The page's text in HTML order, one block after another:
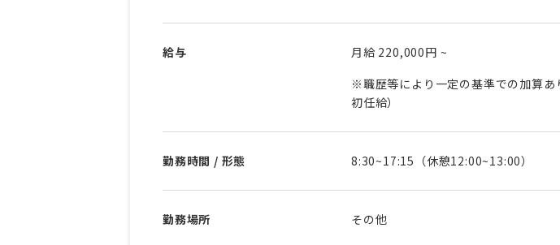
給与 月給 220,000円 ~
※職歴等により一定の基準での加算あ
初任給）
勤務時間 / 形態 8:30~17:15（休憩12:00~13:00）
勤務場所 その他